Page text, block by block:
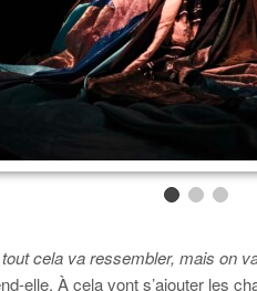
cela va ressembler, mais on
elle. À cela vont s’ajouter les